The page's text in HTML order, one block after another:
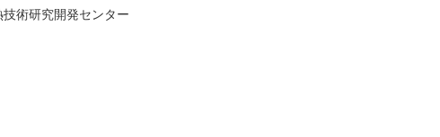
術研究開発センター